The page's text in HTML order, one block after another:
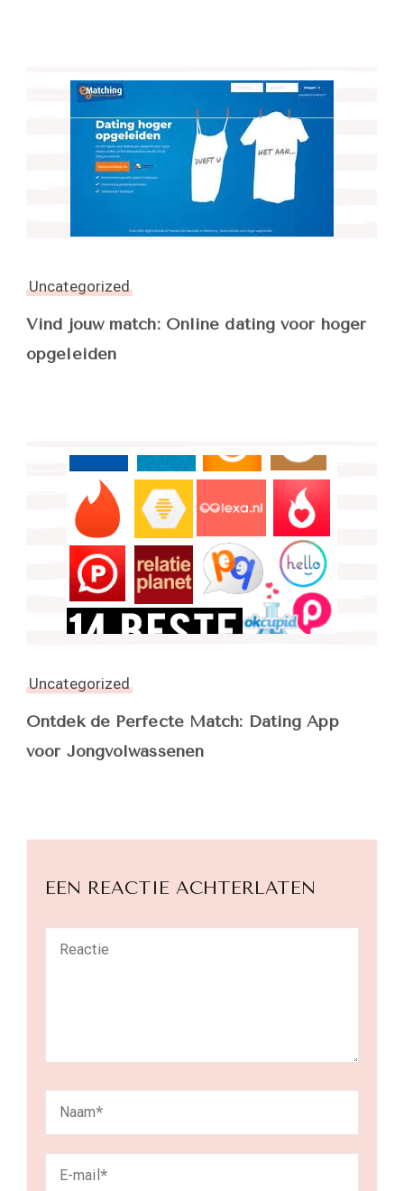
Uncategorized
Vind jouw match: Online dating voor hoger
opgeleiden
Uncategorized
Ontdek de Perfecte Match: Dating App
voor Jongvolwassenen
EEN REACTIE ACHTERLATEN